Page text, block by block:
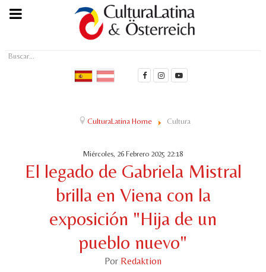
Buscar...
CulturaLatina Home Cultura
Miércoles, 26 Febrero 2025 22:18
El legado de Gabriela Mistral
brilla en Viena con la
exposición "Hija de un
pueblo nuevo"
Por Redaktion